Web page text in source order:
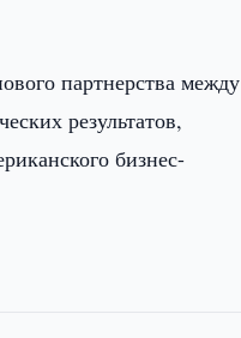
партнерства между
результатов,
бизнес-